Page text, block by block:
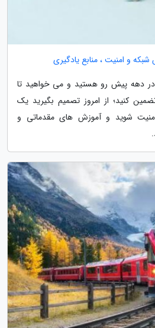
و امنیت ، منابع یادگیری
در دهه پیش رو هستید و می خواهید تا
کنید؛ از امروز تصمیم بگیرید یک
شوید و آموزش های مقدماتی و